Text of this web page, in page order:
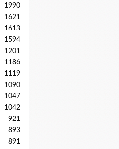
1990
1621
1613
1594
1201
1186
1119
1090
1047
1042
921
893
891